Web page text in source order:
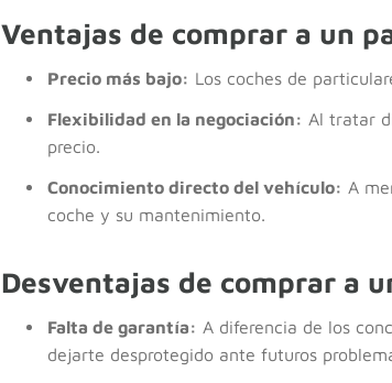
Ventajas de comprar a un
Precio más bajo: Los coches de
Flexibilidad en la negociación: Al tratar
precio.
Conocimiento directo del vehículo: A
coche y su mantenimiento.
Desventajas de comprar a
Falta de garantía: A diferencia de los
dejarte desprotegido ante futuros